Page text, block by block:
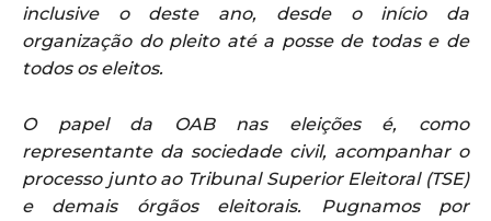
inclusive o deste ano, desde o início da
organização do pleito até a posse de todas e de
todos os eleitos.
O papel da OAB nas eleições é, como
representante da sociedade civil, acompanhar o
processo junto ao Tribunal Superior Eleitoral (TSE)
e demais órgãos eleitorais. Pugnamos por